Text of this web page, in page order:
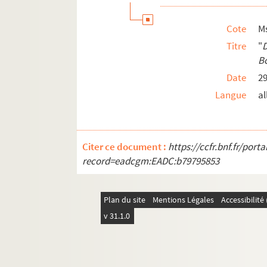
Ms 1628 (78). "Dr Vetter vo Strossburg".
Ms 1628 (79). "
".
Warum ich den Peter
Wenn ich... Robert
Wibertrei (Wiwertrei ou
Die Winzelwallfahrt".
Ms 1628 (85). "Spätlese Weihnachten"
Ms 1628 (86). Fragments non identifiés
Cote
Titre
"
Date
Langue
Citer ce document : https://ccfr.bnf.fr/
record=eadcgm:EADC:b79795853
Plan du site Mentions Légales
v 31.1.0